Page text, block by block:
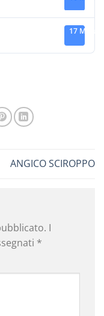
17 Marzo
ANGICO SCIROPPO
I
*